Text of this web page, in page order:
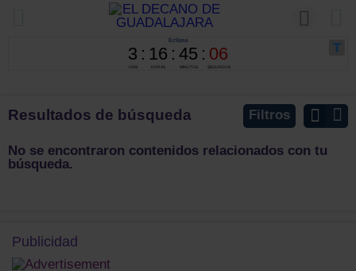
Filtros
Resultados de búsqueda
No se encontraron contenidos relacionados con tu
búsqueda.
Publicidad